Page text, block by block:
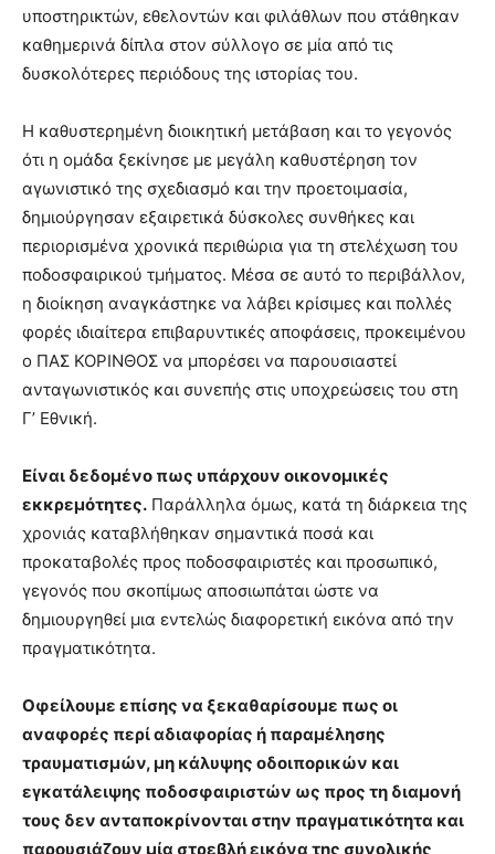
υποστηρικτών, εθελοντών και φιλάθλων που στάθηκαν
καθημερινά δίπλα στον σύλλογο σε μία από τις
δυσκολότερες περιόδους της ιστορίας του.
Η καθυστερημένη διοικητική μετάβαση και το γεγονός
ότι η ομάδα ξεκίνησε με μεγάλη καθυστέρηση τον
αγωνιστικό της σχεδιασμό και την προετοιμασία,
δημιούργησαν εξαιρετικά δύσκολες συνθήκες και
περιορισμένα χρονικά περιθώρια για τη στελέχωση του
ποδοσφαιρικού τμήματος. Μέσα σε αυτό το περιβάλλον,
η διοίκηση αναγκάστηκε να λάβει κρίσιμες και πολλές
φορές ιδιαίτερα επιβαρυντικές αποφάσεις, προκειμένου
ο ΠΑΣ ΚΟΡΙΝΘΟΣ να μπορέσει να παρουσιαστεί
ανταγωνιστικός και συνεπής στις υποχρεώσεις του στη
Γ’ Εθνική.
Είναι δεδομένο πως υπάρχουν οικονομικές
εκκρεμότητες. Παράλληλα όμως, κατά τη διάρκεια της
χρονιάς καταβλήθηκαν σημαντικά ποσά και
προκαταβολές προς ποδοσφαιριστές και προσωπικό,
γεγονός που σκοπίμως αποσιωπάται ώστε να
δημιουργηθεί μια εντελώς διαφορετική εικόνα από την
πραγματικότητα.
Οφείλουμε επίσης να ξεκαθαρίσουμε πως οι
αναφορές περί αδιαφορίας ή παραμέλησης
τραυματισμών, μη κάλυψης οδοιπορικών και
εγκατάλειψης ποδοσφαιριστών ως προς τη διαμονή
τους δεν ανταποκρίνονται στην πραγματικότητα και
παρουσιάζουν μία στρεβλή εικόνα της συνολικής